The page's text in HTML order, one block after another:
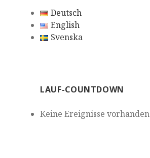
Deutsch
English
Svenska
LAUF-COUNTDOWN
Keine Ereignisse vorhanden